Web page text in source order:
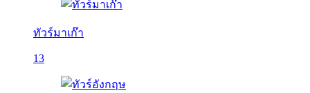
ทัวร์มาเก๊า
13